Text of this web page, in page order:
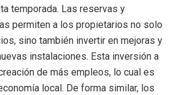
temporada. Las reservas y
permiten a los propietarios no solo
sino también invertir en mejoras y
instalaciones. Esta inversión a
de más empleos, lo cual es
local. De forma similar, los